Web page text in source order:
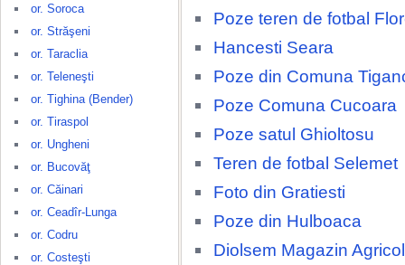
or. Soroca
or. Străşeni
or. Taraclia
or. Teleneşti
or. Tighina (Bender)
or. Tiraspol
or. Ungheni
or. Bucovăţ
or. Căinari
or. Ceadîr-Lunga
or. Codru
or. Costeşti
Poze teren de fotbal
Hancesti Seara
Poze din Comuna
Poze Comuna Cucoara
Poze satul Ghioltosu
Teren de fotbal Selemet
Foto din Gratiesti
Poze din Hulboaca
Diolsem Magazin Agricol